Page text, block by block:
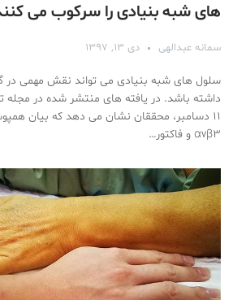
های شبه بنیادی را سرکوب می
سمانه عبدالهی دی ۱۳, ۱۳۹۷
سلول های شبه بنیادی می تواند نقش مهمی
داشته باشد. در یافته های منتشر شده در مجله
۱۱ دسامبر، محققان نشان می دهد که بیان
αvβ۳ و فاکتور…